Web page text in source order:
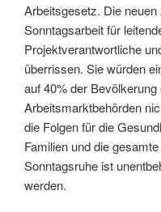
Arbeitsgesetz. Die
Sonntagsarbeit für
Projektverantwortliche
überrissen. Sie würden
auf 40% der
Arbeitsmarktbehörden
die Folgen für die
Familien und die
Sonntagsruhe ist
werden.